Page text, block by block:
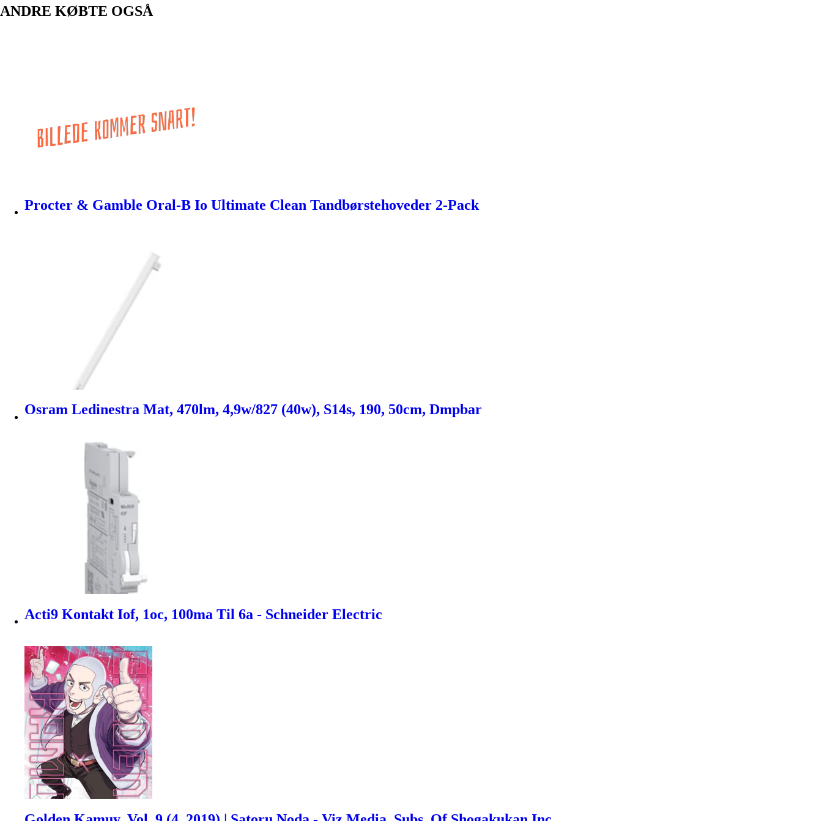
ANDRE KØBTE OGSÅ
Procter & Gamble Oral-B Io Ultimate Clean Tandbørstehoveder 2-Pack
Osram Ledinestra Mat, 470lm, 4,9w/827 (40w), S14s, 190, 50cm, Dmpbar
Acti9 Kontakt Iof, 1oc, 100ma Til 6a - Schneider Electric